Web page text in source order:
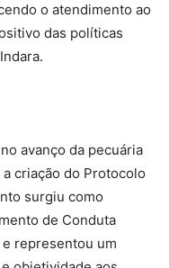
o atendimento ao
das políticas
avanço da pecuária
criação do Protocolo
surgiu como
de Conduta
e representou um